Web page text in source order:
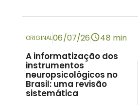
ORIGINAL06/07/26 48 min
A informatização dos
instrumentos
neuropsicológicos no
Brasil: uma revisão
sistemática